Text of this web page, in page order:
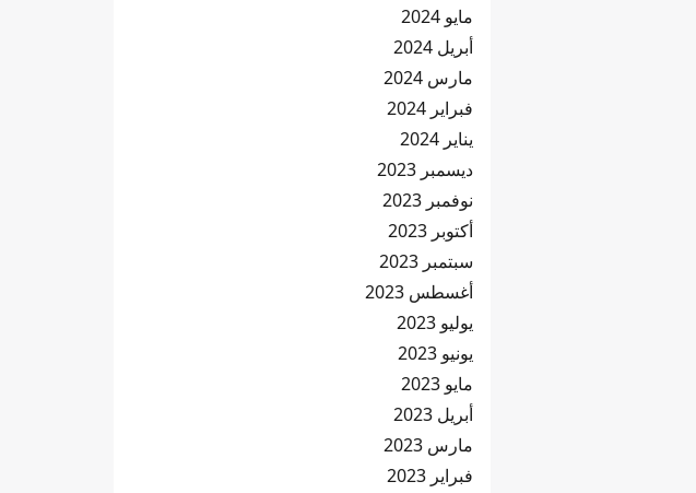
مايو 2024
أبريل 2024
مارس 2024
فبراير 2024
يناير 2024
ديسمبر 2023
نوفمبر 2023
أكتوبر 2023
سبتمبر 2023
أغسطس 2023
يوليو 2023
يونيو 2023
مايو 2023
أبريل 2023
مارس 2023
فبراير 2023